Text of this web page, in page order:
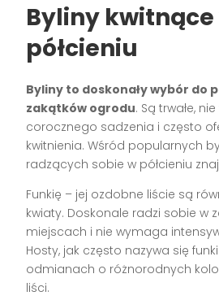
Byliny kwitnące
półcieniu
Byliny to doskonały wybór do
zakątków ogrodu. Są trwałe,
corocznego sadzenia i często
kwitnienia. Wśród popularnych
radzących sobie w półcieniu
Funkię – jej ozdobne liście są
kwiaty. Doskonale radzi sobie w
miejscach i nie wymaga
Hosty, jak często nazywa się
odmianach o różnorodnych
liści.